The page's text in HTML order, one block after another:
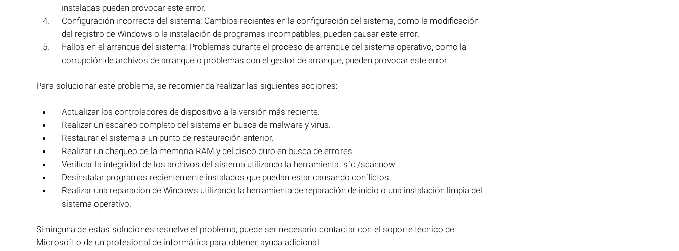
instaladas pueden provocar este error.
Configuración incorrecta del sistema: Cambios recientes en la configuración del sistema, como la modificación
del registro de Windows o la instalación de programas incompatibles, pueden causar este error.
Fallos en el arranque del sistema: Problemas durante el proceso de arranque del sistema operativo, como la
corrupción de archivos de arranque o problemas con el gestor de arranque, pueden provocar este error.
Para solucionar este problema, se recomienda realizar las siguientes acciones:
Actualizar los controladores de dispositivo a la versión más reciente.
Realizar un escaneo completo del sistema en busca de malware y virus.
Restaurar el sistema a un punto de restauración anterior.
Realizar un chequeo de la memoria RAM y del disco duro en busca de errores.
Verificar la integridad de los archivos del sistema utilizando la herramienta "sfc /scannow".
Desinstalar programas recientemente instalados que puedan estar causando conflictos.
Realizar una reparación de Windows utilizando la herramienta de reparación de inicio o una instalación limpia del
sistema operativo.
Si ninguna de estas soluciones resuelve el problema, puede ser necesario contactar con el soporte técnico de
Microsoft o de un profesional de informática para obtener ayuda adicional.